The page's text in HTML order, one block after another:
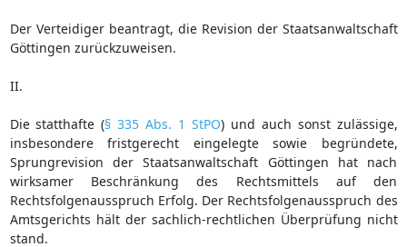
Der Verteidiger beantragt, die Revision der Staatsanwaltschaft
Göttingen zurückzuweisen.
II.
Die statthafte (§ 335 Abs. 1 StPO) und auch sonst zulässige,
insbesondere fristgerecht eingelegte sowie begründete,
Sprungrevision der Staatsanwaltschaft Göttingen hat nach
wirksamer Beschränkung des Rechtsmittels auf den
Rechtsfolgenausspruch Erfolg. Der Rechtsfolgenausspruch des
Amtsgerichts hält der sachlich-rechtlichen Überprüfung nicht
stand.